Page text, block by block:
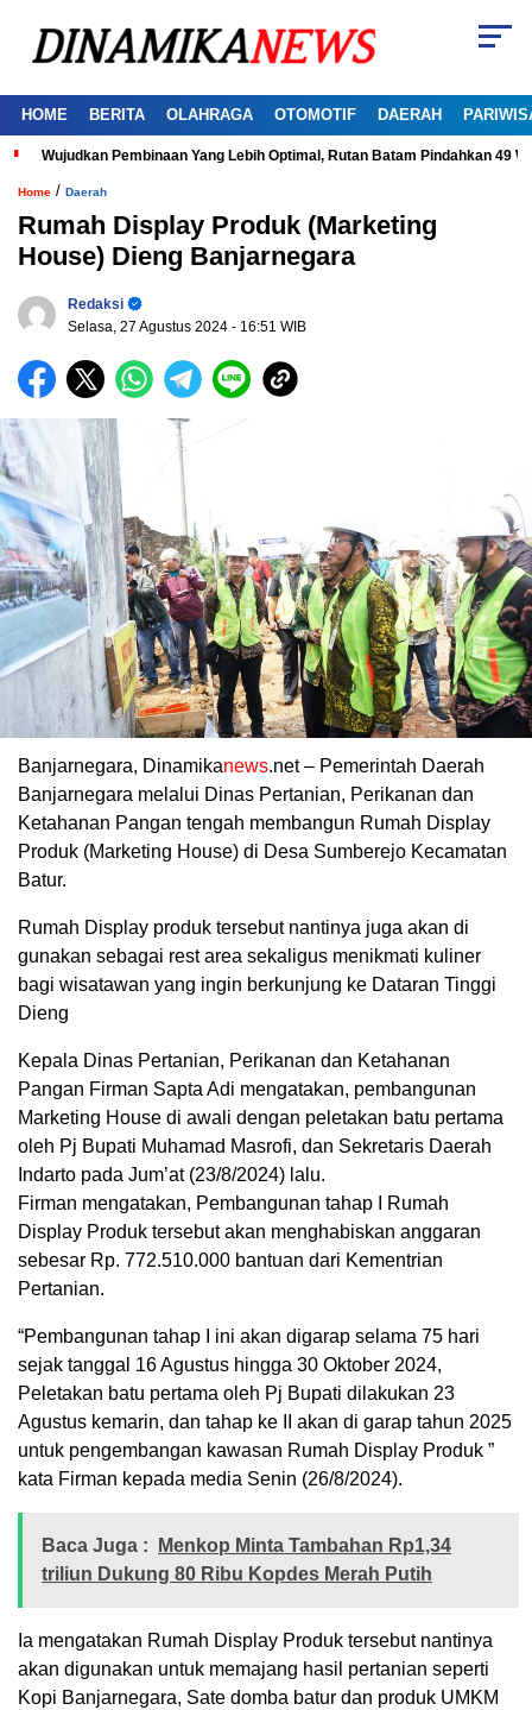
HOME BERITA OLAHRAGA OTOMOTIF DAERAH
Wujudkan Pembinaan Yang Lebih Optimal, Rutan Batam Pindahkan 49
Home / Daerah
Rumah Display Produk (Marketing
House) Dieng Banjarnegara
Redaksi
Selasa, 27 Agustus 2024 - 16:51 WIB
Banjarnegara, Dinamikanews.net – Pemerintah Daerah
Banjarnegara melalui Dinas Pertanian, Perikanan dan
Ketahanan Pangan tengah membangun Rumah Display
Produk (Marketing House) di Desa Sumberejo Kecamatan
Batur.
Rumah Display produk tersebut nantinya juga akan di
gunakan sebagai rest area sekaligus menikmati kuliner
bagi wisatawan yang ingin berkunjung ke Dataran Tinggi
Dieng
Kepala Dinas Pertanian, Perikanan dan Ketahanan
Pangan Firman Sapta Adi mengatakan, pembangunan
Marketing House di awali dengan peletakan batu pertama
oleh Pj Bupati Muhamad Masrofi, dan Sekretaris Daerah
Indarto pada Jum’at (23/8/2024) lalu.
Firman mengatakan, Pembangunan tahap I Rumah
Display Produk tersebut akan menghabiskan anggaran
sebesar Rp. 772.510.000 bantuan dari Kementrian
Pertanian.
“Pembangunan tahap I ini akan digarap selama 75 hari
sejak tanggal 16 Agustus hingga 30 Oktober 2024,
Peletakan batu pertama oleh Pj Bupati dilakukan 23
Agustus kemarin, dan tahap ke II akan di garap tahun 2025
untuk pengembangan kawasan Rumah Display Produk ”
kata Firman kepada media Senin (26/8/2024).
Baca Juga :
Menkop Minta Tambahan Rp1,34
triliun Dukung 80 Ribu Kopdes Merah Putih
Ia mengatakan Rumah Display Produk tersebut nantinya
akan digunakan untuk memajang hasil pertanian seperti
Kopi Banjarnegara, Sate domba batur dan produk UMKM